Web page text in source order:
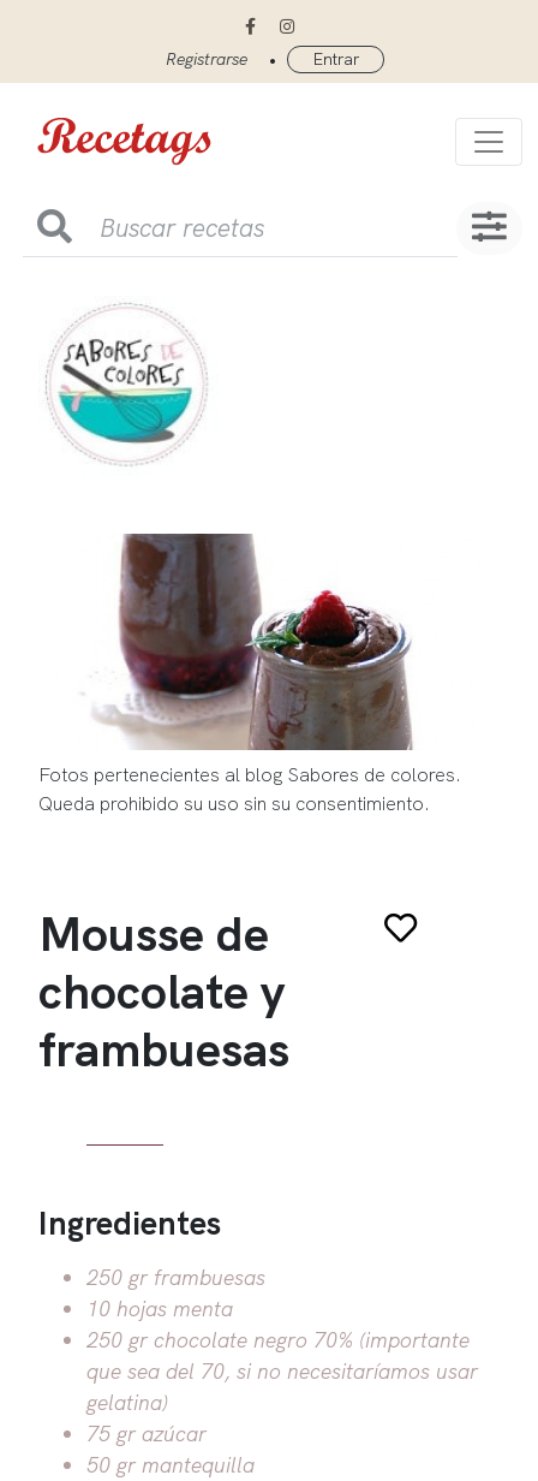
Registrarse • Entrar
Fotos pertenecientes al blog Sabores de colores.
Queda prohibido su uso sin su consentimiento.
Mousse de
chocolate y
frambuesas
Ingredientes
250 gr frambuesas
10 hojas menta
250 gr chocolate negro 70% (importante
que sea del 70, si no necesitaríamos usar
gelatina)
75 gr azúcar
50 gr mantequilla